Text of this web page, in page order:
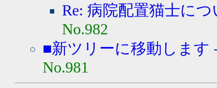
Re: 病院配置猫士に
No.982
■新ツリーに移動します
No.981